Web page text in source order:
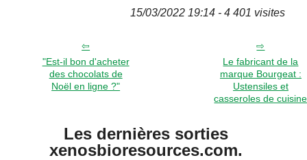
15/03/2022 19:14 - 4 401 visites
"Est-il bon d'acheter
des chocolats de
Noël en ligne ?"
Le fabricant de la
marque Bourgeat :
Ustensiles et
casseroles de cuisine
Les dernières sorties
xenosbioresources.com.